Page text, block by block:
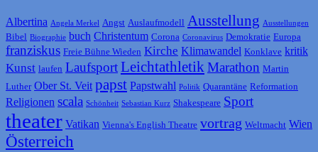
Albertina Angela Merkel Angst Auslaufmodell Ausstellung Ausstellungen
Bibel Biographie buch Christentum Corona Coronavirus Demokratie Europa
franziskus Freie Bühne Wieden Kirche Klimawandel Konklave kritik
Kunst laufen LaufsportLeichtathletikMarathon Martin
Luther Ober St. Veit papst Papstwahl Politik Quarantäne Reformation
Religionen scala Schönheit Sebastian Kurz Shakespeare Sport
theater Vatikan Vienna's English Theatre vortrag Weltmacht Wien
Österreich